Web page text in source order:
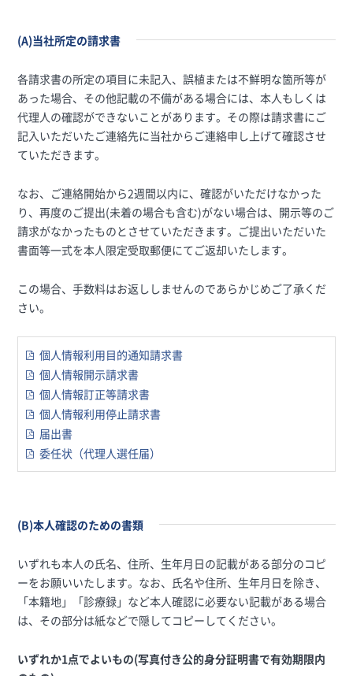
(A)当社所定の請求書
各請求書の所定の項目に未記入、誤植または不鮮明な箇所等が
あった場合、その他記載の不備がある場合には、本人もしくは
代理人の確認ができないことがあります。その際は請求書にご
記入いただいたご連絡先に当社からご連絡申し上げて確認させ
ていただきます。
なお、ご連絡開始から2週間以内に、確認がいただけなかった
り、再度のご提出(未着の場合も含む)がない場合は、開示等のご
請求がなかったものとさせていただきます。ご提出いただいた
書面等一式を本人限定受取郵便にてご返却いたします。
この場合、手数料はお返ししませんのであらかじめご了承くだ
さい。
個人情報利用目的通知請求書
個人情報開示請求書
個人情報訂正等請求書
個人情報利用停止請求書
届出書
委任状（代理人選任届）
(B)本人確認のための書類
いずれも本人の氏名、住所、生年月日の記載がある部分のコピ
ーをお願いいたします。なお、氏名や住所、生年月日を除き、
「本籍地」「診療録」など本人確認に必要ない記載がある場合
は、その部分は紙などで隠してコピーしてください。
いずれか1点でよいもの(写真付き公的身分証明書で有効期限内